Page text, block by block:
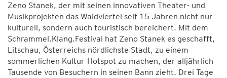
Zeno Stanek, der mit seinen innovativen Theater- und
Musikprojekten das Waldviertel seit 15 Jahren nicht nur
kulturell, sondern auch touristisch bereichert. Mit dem
Schrammel.Klang.Festival hat Zeno Stanek es geschafft,
Litschau, Österreichs nördlichste Stadt, zu einem
sommerlichen Kultur-Hotspot zu machen, der alljährlich
Tausende von Besuchern in seinen Bann zieht. Drei Tage